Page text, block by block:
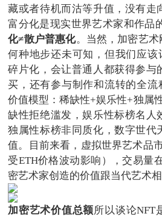
藏或者待机而沽等升值，没有走
富分化是现实世界艺术家和作品
化≠散户普惠化。当然，加密艺术
何种地步还未可知，但我们应该
碎片化，会让普通人都获得参与
买，还有参与制作和流转的全流
价值模型：稀缺性+娱乐性+独属
缺性拒绝滥发，娱乐性标榜名人
独属性标榜非同质化，数字世代
值。目前来看，虚拟世界艺术品
受ETH价格波动影响），交易量
密艺术家创造的价值跟当代艺术
加密艺术价值总额所以谈论NFT